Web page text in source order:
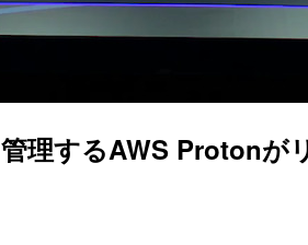
理するAWS Proton